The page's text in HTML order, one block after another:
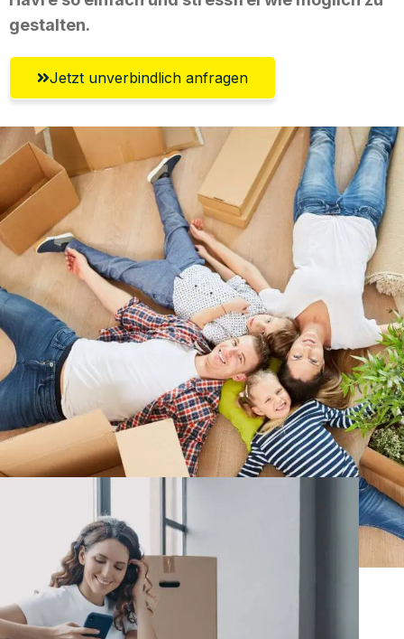
gestalten.
Jetzt unverbindlich anfragen